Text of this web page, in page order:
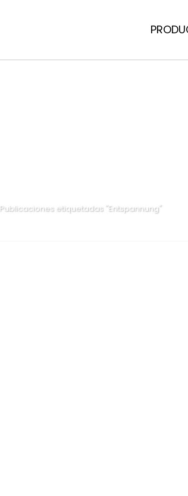
Publicaciones etiquetadas "Entspannung"